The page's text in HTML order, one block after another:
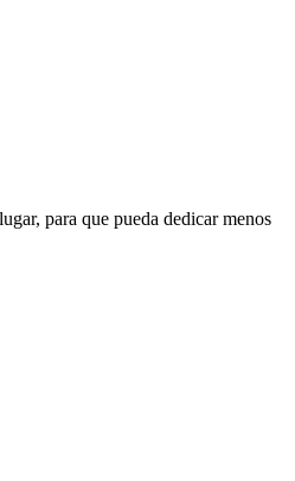
para que pueda dedicar menos